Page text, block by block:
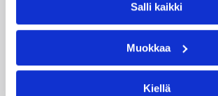
Salli kaikki
Muokkaa
Kiellä
Maajoukkue
Nuorten EM-kilpailut